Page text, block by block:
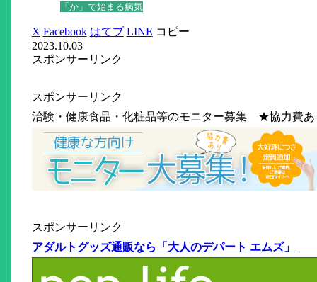
「か」で始まる病気
X Facebook はてブ LINE コピー
2023.10.03
スポンサーリンク
スポンサーリンク
治験・健康食品・化粧品等のモニター募集 ★協力費あ
スポンサーリンク
アダルトグッズ通販なら「大人のデパート エムズ」